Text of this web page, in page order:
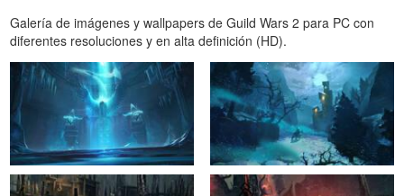
Galería de imágenes y wallpapers de Guild Wars 2 para PC con
diferentes resoluciones y en alta definición (HD).